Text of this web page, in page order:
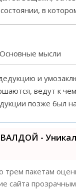
в
Основные мысли
и
ведут к
позже был
-
трем пакетам
сайта